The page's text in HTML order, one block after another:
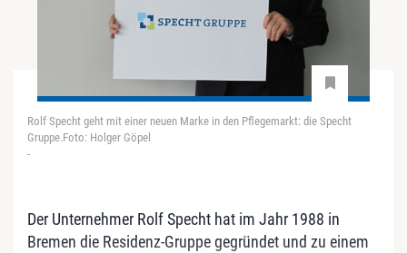
Rolf Specht geht mit einer neuen Marke in den Pflegemarkt: die Specht
Gruppe.Foto: Holger Göpel
-
Der Unternehmer Rolf Specht hat im Jahr 1988 in
Bremen die Residenz-Gruppe gegründet und zu einem